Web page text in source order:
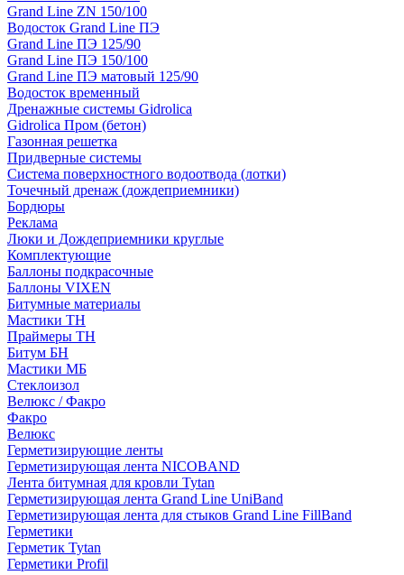
Grand Line ZN 150/100
Водосток Grand Line ПЭ
Grand Line ПЭ 125/90
Grand Line ПЭ 150/100
Grand Line ПЭ матовый 125/90
Водосток временный
Дренажные системы Gidrolica
Gidrolica Пром (бетон)
Газонная решетка
Придверные системы
Система поверхностного водоотвода (лотки)
Точечный дренаж (дождеприемники)
Бордюры
Рекламa
Люки и Дождеприемники круглые
Комплектующие
Баллоны подкрасочные
Баллоны VIXEN
Битумные материалы
Мастики ТН
Праймеры ТН
Битум БН
Мастики МБ
Стеклоизол
Велюкс / Факро
Факро
Велюкс
Герметизирующие ленты
Герметизирующая лента NICOBAND
Лента битумная для кровли Tytan
Герметизирующая лента Grand Line UniBand
Герметизирующая лента для стыков Grand Line FillBand
Герметики
Герметик Tytan
Герметики Profil